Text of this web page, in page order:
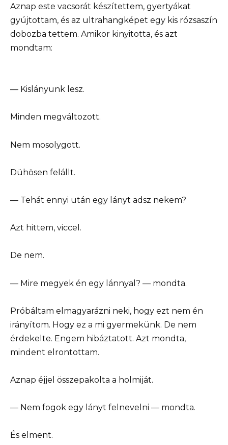
Aznap este vacsorát készítettem, gyertyákat
gyújtottam, és az ultrahangképet egy kis rózsaszín
dobozba tettem. Amikor kinyitotta, és azt
mondtam:
— Kislányunk lesz.
Minden megváltozott.
Nem mosolygott.
Dühösen felállt.
— Tehát ennyi után egy lányt adsz nekem?
Azt hittem, viccel.
De nem.
— Mire megyek én egy lánnyal? — mondta.
Próbáltam elmagyarázni neki, hogy ezt nem én
irányítom. Hogy ez a mi gyermekünk. De nem
érdekelte. Engem hibáztatott. Azt mondta,
mindent elrontottam.
Aznap éjjel összepakolta a holmiját.
— Nem fogok egy lányt felnevelni — mondta.
És elment.